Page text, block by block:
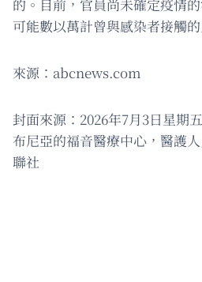
的。目前，官員尚未確定疫情
可能數以萬計曾與感染者接觸的
來源：abcnews.com
封面來源：2026年7月3日星期
布尼亞的福音醫療中心，醫護
聯社